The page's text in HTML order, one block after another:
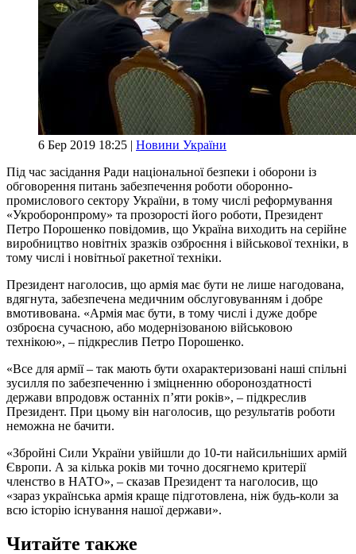
6 Бер 2019 18:25 | Новини України
Під час засідання Ради національної безпеки і оборони із
обговорення питань забезпечення роботи оборонно-
промислового сектору України, в тому числі реформування
«Укроборонпрому» та прозорості його роботи, Президент
Петро Порошенко повідомив, що Україна виходить на серійне
виробництво новітніх зразків озброєння і військової техніки, в
тому числі і новітньої ракетної техніки.
Президент наголосив, що армія має бути не лише нагодована,
вдягнута, забезпечена медичним обслуговуванням і добре
вмотивована. «Армія має бути, в тому числі і дуже добре
озброєна сучасною, або модернізованою військовою
технікою», – підкреслив Петро Порошенко.
«Все для армії – так мають бути охарактеризовані наші спільні
зусилля по забезпеченню і зміцненню обороноздатності
держави впродовж останніх п’яти років», – підкреслив
Президент. При цьому він наголосив, що результатів роботи
неможна не бачити.
«Збройні Сили України увійшли до 10-ти найсильніших армій
Європи. А за кілька років ми точно досягнемо критерії
членство в НАТО», – сказав Президент та наголосив, що
«зараз українська армія краще підготовлена, ніж будь-коли за
всю історію існування нашої держави».
Читайте также